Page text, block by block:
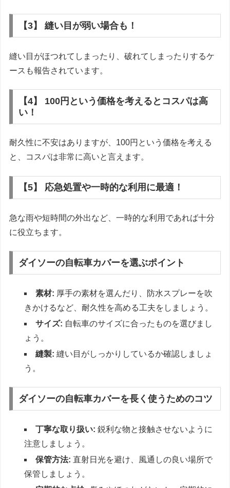
【3】 縫い目が弱い場合も！
縫い目がほつれてしまったり、破れてしまったりするケ
ースも報告されています。
【4】 100円という価格を考えるとコスパは高
い！
耐久性に不安はありますが、100円という価格を考える
と、コスパは非常に高いと言えます。
【5】 応急処置や一時的な利用に最適！
急な雨や短時間の外出など、一時的な利用であれば十分
に役立ちます。
ダイソーの自転車カバーを選ぶポイント
素材: 厚手の素材を選んだり、防水スプレーを吹
きかけるなど、耐久性を高める工夫をしましょう。
サイズ: 自転車のサイズに合ったものを選びまし
ょう。
縫製: 縫い目がしっかりしているか確認しましょ
う。
ダイソーの自転車カバーを長く使うためのコツ
丁寧な取り扱い: 鋭利な物と接触させないように
注意しましょう。
保管方法: 直射日光を避け、風通しの良い場所で
保管しましょう。